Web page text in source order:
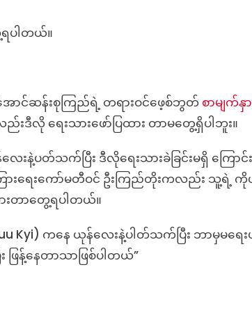
ပါတယ်။
ာင်ဆန်းစုကြည်ရဲ့ တရားဝင်ဖေ့စ်ဘွတ် စာမျက်နှာ
းဒီလို ရေးသားဖော်ပြထား တာမတွေ့ရှိပါဘူး။
နဲ့ပတ်သက်ပြီး ဒီလိုရေးသားခဲခြင်းမရှိ ကြောင်း
ြားရေးကော်မတီဝင် ဦးကြည်တိုးကလည်း သူ့ရဲ့
တာတွေ့ရပါတယ်။
Kyi) ကနေ ယုန်လေးနဲ့ပါတ်သက်ပြီး ဘာမှမရေးပ
ြန့်နေတာသာဖြစ်ပါတယ်”